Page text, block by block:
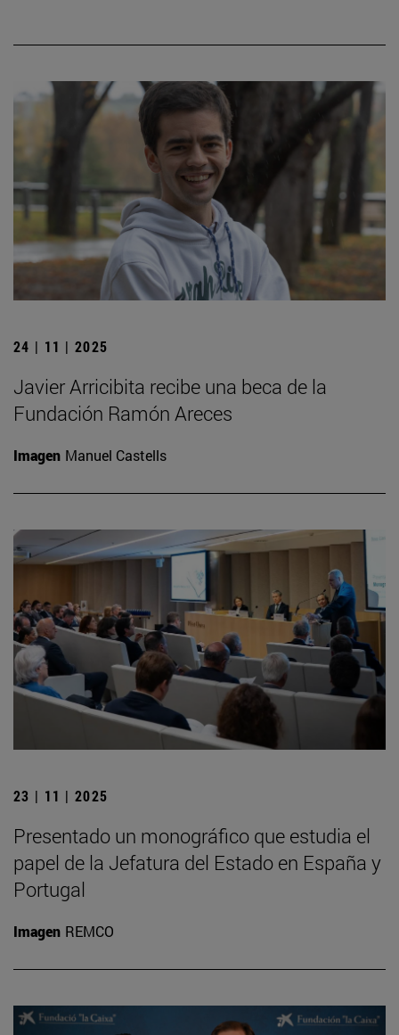
24 | 11 | 2025
Javier Arricibita recibe una beca de la
Fundación Ramón Areces
Imagen Manuel Castells
23 | 11 | 2025
Presentado un monográfico que estudia el
papel de la Jefatura del Estado en España y
Portugal
Imagen REMCO